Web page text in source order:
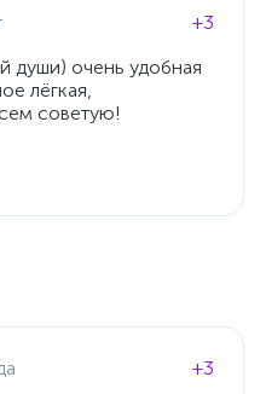
+3
души) очень удобная
лёгкая,
советую!
+3